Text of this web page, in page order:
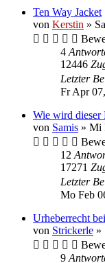
Ten Way Jacket
von Kerstin »
4
12446
Letzter
Fr Apr
Wie wird dieser
von Samis » Mi
12
17271
Letzter
Mo Feb
Urheberrecht
von Strickerle »
9